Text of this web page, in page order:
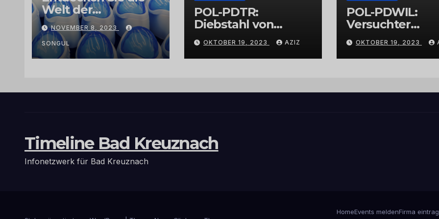
Welt der
Exklusivität:
Arganöl,
Kaktusfeigenkernöl
und
vertrauenswürdige
NOVEMBER 8, 2023
SONGUL
POL-PDTR:
Diebstahl von
Grabschmuck
OKTOBER 19, 2023 AZIZ
POL-PDWIL:
Versuchter
Einbruch im
Gewerbegebiet
Wittlich
OKTOBER 19, 2023
Timeline Bad Kreuznach
Infonetzwerk für Bad Kreuznach
HomeEvents meldenFirma